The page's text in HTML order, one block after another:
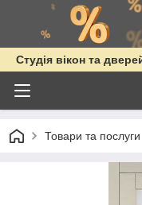
Студія вікон та
Товари та послуги